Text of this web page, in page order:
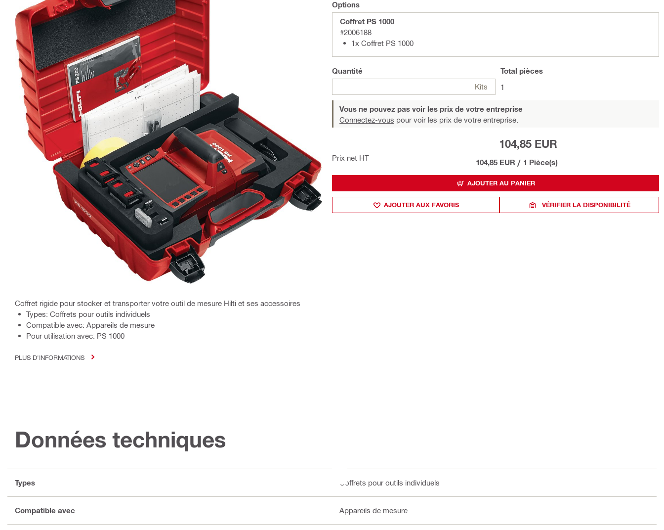
Coffret rigide pour stocker et transporter votre outil de mesure Hilti et ses accessoires
Types: Coffrets pour outils individuels
Compatible avec: Appareils de mesure
Pour utilisation avec: PS 1000
PLUS D'INFORMATIONS
Options
Coffret PS 1000
#2006188
1x Coffret PS 1000
Quantité
Kits
Total pièces
1
Vous ne pouvez pas voir les prix de votre entreprise
Connectez-vous pour voir les prix de votre entreprise.
Prix net HT
104,85 EUR
104,85 EUR / 1 Pièce(s)
AJOUTER AU PANIER
AJOUTER AUX FAVORIS VÉRIFIER LA DISPONIBILITÉ
Données techniques
Types Coffrets pour outils individuels
Compatible avec Appareils de mesure